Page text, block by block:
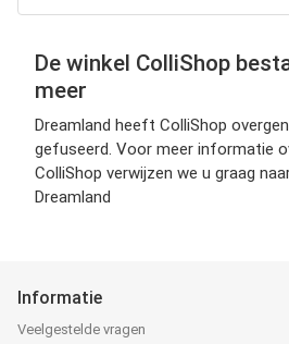
De winkel ColliShop
meer
Dreamland heeft ColliShop
gefuseerd. Voor meer informatie
ColliShop verwijzen we u graag
Dreamland
Informatie
Veelgestelde vragen